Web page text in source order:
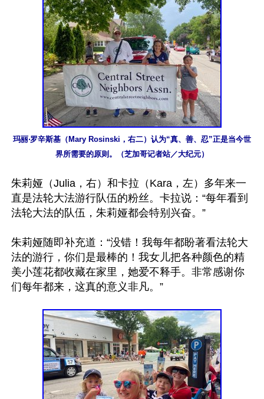
玛丽‧罗辛斯基（Mary Rosinski，右二）认为“真、善、忍”正是当今世
界所需要的原则。（芝加哥记者站／大纪元）
朱莉娅（Julia，右）和卡拉（Kara，左）多年来一
直是法轮大法游行队伍的粉丝。卡拉说：“每年看到
法轮大法的队伍，朱莉娅都会特别兴奋。”
朱莉娅随即补充道：“没错！我每年都盼著看法轮大
法的游行，你们是最棒的！我女儿把各种颜色的精
美小莲花都收藏在家里，她爱不释手。非常感谢你
们每年都来，这真的意义非凡。”